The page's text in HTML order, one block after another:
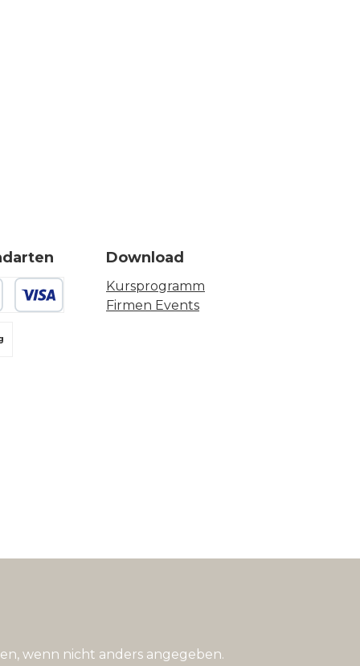
Download
Kursprogramm
Firmen Events
wenn nicht anders angegeben.